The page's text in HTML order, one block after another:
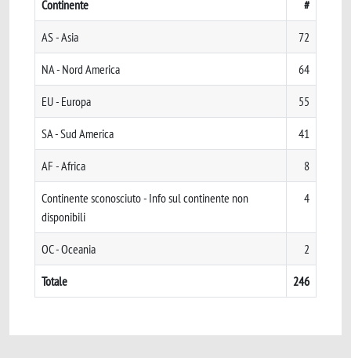
Continente #
AS - Asia 72
NA - Nord America 64
EU - Europa 55
SA - Sud America 41
AF - Africa 8
Continente sconosciuto - Info sul continente non
disponibili
4
OC - Oceania 2
Totale 246